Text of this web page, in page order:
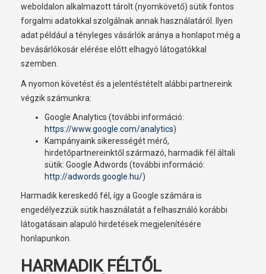
weboldalon alkalmazott tárolt (nyomkövető) sütik fontos
forgalmi adatokkal szolgálnak annak használatáról. Ilyen
adat például a tényleges vásárlók aránya a honlapot még a
bevásárlókosár elérése előtt elhagyó látogatókkal
szemben.
A nyomon követést és a jelentéstételt alábbi partnereink
végzik számunkra:
Google Analytics (további információ:
https://www.google.com/analytics)
Kampányaink sikerességét mérő,
hirdetőpartnereinktől származó, harmadik fél általi
sütik: Google Adwords (további információ:
http://adwords.google.hu/)
Harmadik kereskedő fél, így a Google számára is
engedélyezzük sütik használatát a felhasználó korábbi
látogatásain alapuló hirdetések megjelenítésére
honlapunkon.
HARMADIK FÉLTŐL